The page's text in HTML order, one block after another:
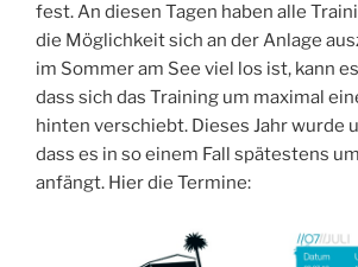
fest. An diesen Tagen haben alle
die Möglichkeit sich an der Anlage
im Sommer am See viel los ist, kann
dass sich das Training um maximal
hinten verschiebt. Dieses Jahr wurde
dass es in so einem Fall spätestens
anfängt. Hier die Termine: